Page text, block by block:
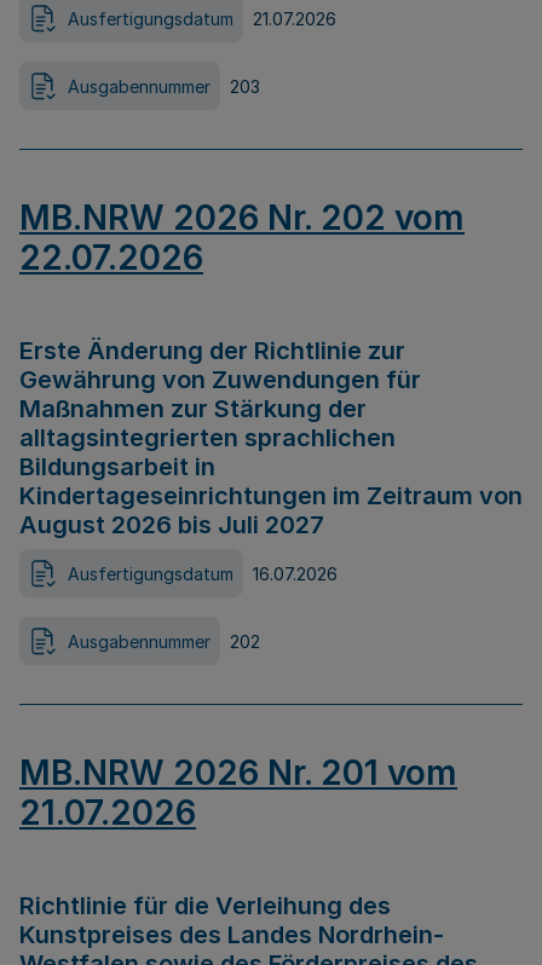
Ausfertigungsdatum 21.07.2026
Ausgabennummer 203
MB.NRW 2026 Nr. 202 vom
22.07.2026
Erste Änderung der Richtlinie zur
Gewährung von Zuwendungen für
Maßnahmen zur Stärkung der
alltagsintegrierten sprachlichen
Bildungsarbeit in
Kindertageseinrichtungen im Zeitraum von
August 2026 bis Juli 2027
Ausfertigungsdatum 16.07.2026
Ausgabennummer 202
MB.NRW 2026 Nr. 201 vom
21.07.2026
Richtlinie für die Verleihung des
Kunstpreises des Landes Nordrhein-